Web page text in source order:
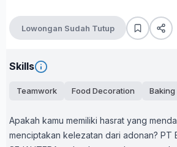
Lowongan Sudah Tutup
Skills
Teamwork Food Decoration Baking
Apakah kamu memiliki hasrat yang
menciptakan kelezatan dari adonan? PT